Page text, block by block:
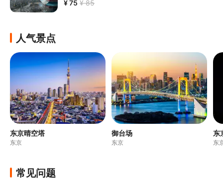
¥ 75 ¥ 85
人气景点
东京晴空塔
东京
御台场
东京
东
东
常见问题